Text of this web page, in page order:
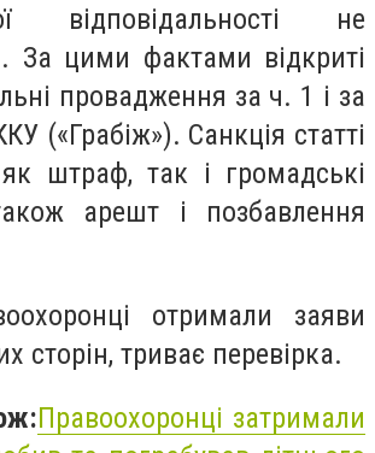
відповідальності не
За цими фактами відкриті
провадження за ч. 1 і за
(«Грабіж»). Санкція статті
штраф, так і громадські
арешт і позбавлення
отримали заяви
сторін, триває перевірка.
Правоохоронці затримали